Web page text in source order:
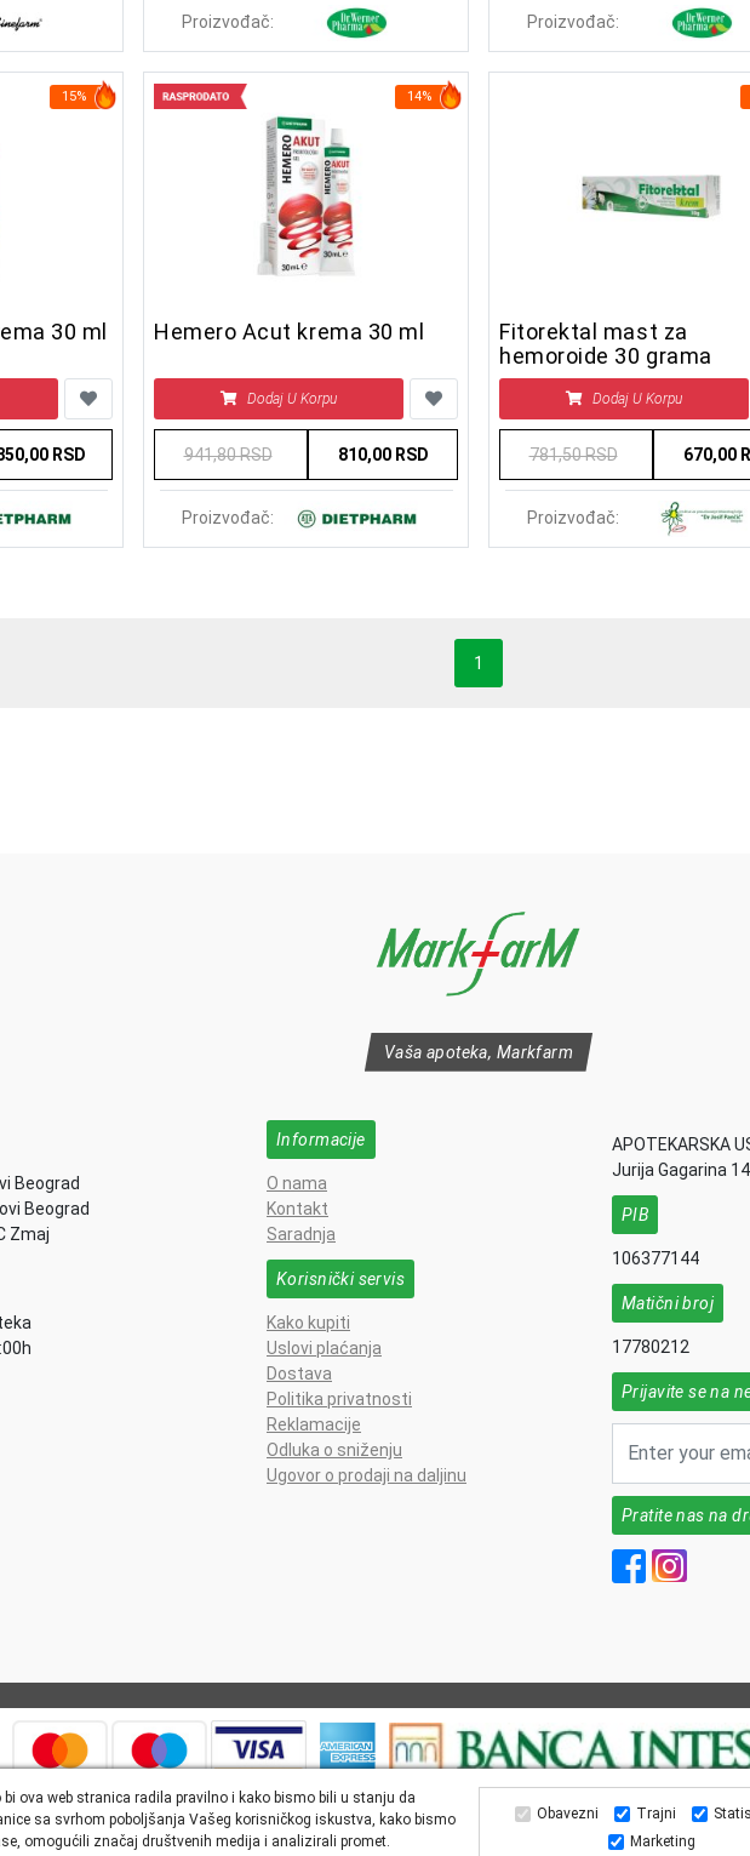
Proizvođač: Proizvođač:
15%
30 ml
RSD
14%
Hemero Acut krema 30 ml
Dodaj U Korpu
941,80 RSD 810,00 RSD
Proizvođač:
Fitorektal mast za
hemoroide 30 grama
Dodaj U Korpu
781,50 RSD 670,00
Proizvođač:
1
Vaša apoteka, Markfarm
Beograd
Beograd
Zmaj
Informacije
O nama
Kontakt
Saradnja
Korisnički servis
Kako kupiti
Uslovi plaćanja
Dostava
Politika privatnosti
Reklamacije
Odluka o sniženju
Ugovor o prodaji na daljinu
APOTEKARSKA
Jurija Gagarina
PIB
106377144
Matični broj
17780212
Prijavite se na
Pratite nas na
All Rights reserved | MarkFarm Pharmacy 2026
bi ova web stranica radila pravilno i kako bismo bili u stanju da
sa svrhom poboljšanja Vašeg korisničkog iskustva, kako bismo
omogućili značaj društvenih medija i analizirali promet.
Obavezni Trajni
Marketing